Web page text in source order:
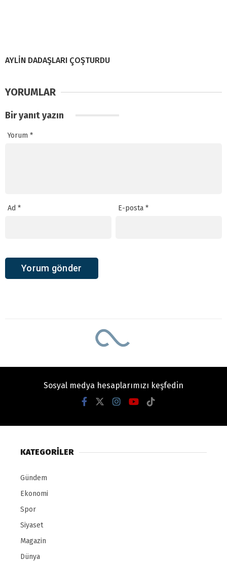
AYLİN DADAŞLARI ÇOŞTURDU
YORUMLAR
Bir yanıt yazın
Yorum *
Ad * E-posta*
Sosyal medya hesaplarımızı keşfedin
KATEGORİLER
Gündem
Ekonomi
Spor
Siyaset
Magazin
Dünya